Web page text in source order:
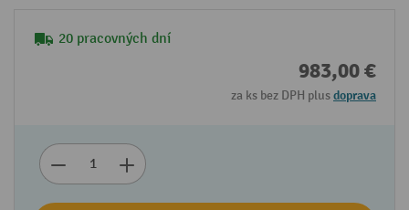
20 pracovných dní
983,00 €
za ks bez DPH plusdoprava